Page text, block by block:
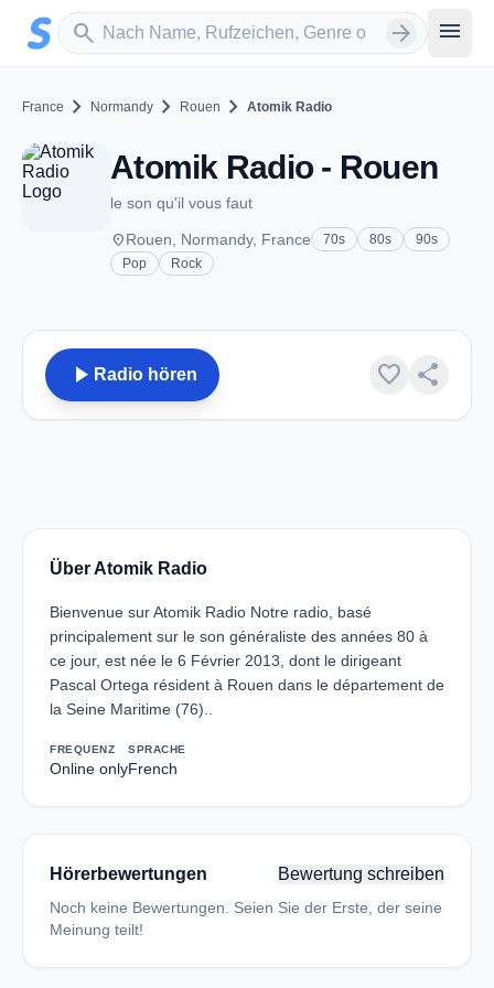
Zum Hauptinhalt springen
search
Sender suchen arrow_forward menu
France chevron_right Normandy chevron_right Rouen chevron_right Atomik Radio
Atomik Radio - Rouen
le son qu'il vous faut
placeRouen, Normandy, France 70s 80s
90s
Pop
Rock
play_arrow Radio hören favorite share
Über Atomik Radio
Bienvenue sur Atomik Radio Notre radio, basé
principalement sur le son généraliste des années 80 à
ce jour, est née le 6 Février 2013, dont le dirigeant
Pascal Ortega résident à Rouen dans le département de
la Seine Maritime (76)..
FREQUENZ
Online only
SPRACHE
French
Hörerbewertungen Bewertung schreiben
Noch keine Bewertungen. Seien Sie der Erste, der seine
Meinung teilt!